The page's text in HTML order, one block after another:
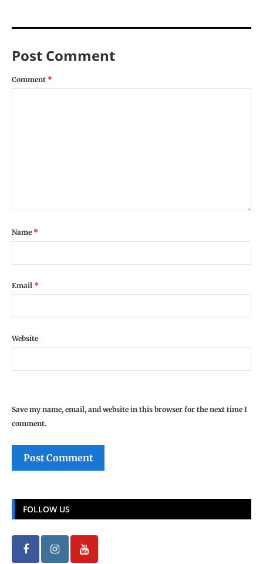
Post Comment
Comment *
Name *
Email *
Website
Save my name, email, and website in this browser for the next time I
comment.
FOLLOW US